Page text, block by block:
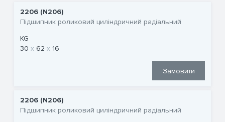
2206 (N206)
Підшипник роликовий циліндричний радіальний
KG
30
62 16
Замовити
2206 (N206)
Підшипник роликовий циліндричний радіальний